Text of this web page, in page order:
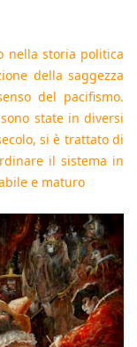
nella storia politica
della saggezza
del pacifismo.
state in diversi
si è trattato di
il sistema in
e maturo